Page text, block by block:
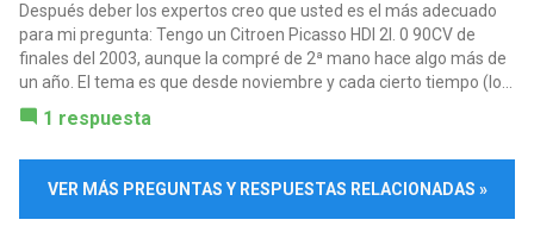
Después deber los expertos creo que usted es el más adecuado
para mi pregunta: Tengo un Citroen Picasso HDI 2l. 0 90CV de
finales del 2003, aunque la compré de 2ª mano hace algo más de
un año. El tema es que desde noviembre y cada cierto tiempo (lo...
1 respuesta
VER MÁS PREGUNTAS Y RESPUESTAS RELACIONADAS »